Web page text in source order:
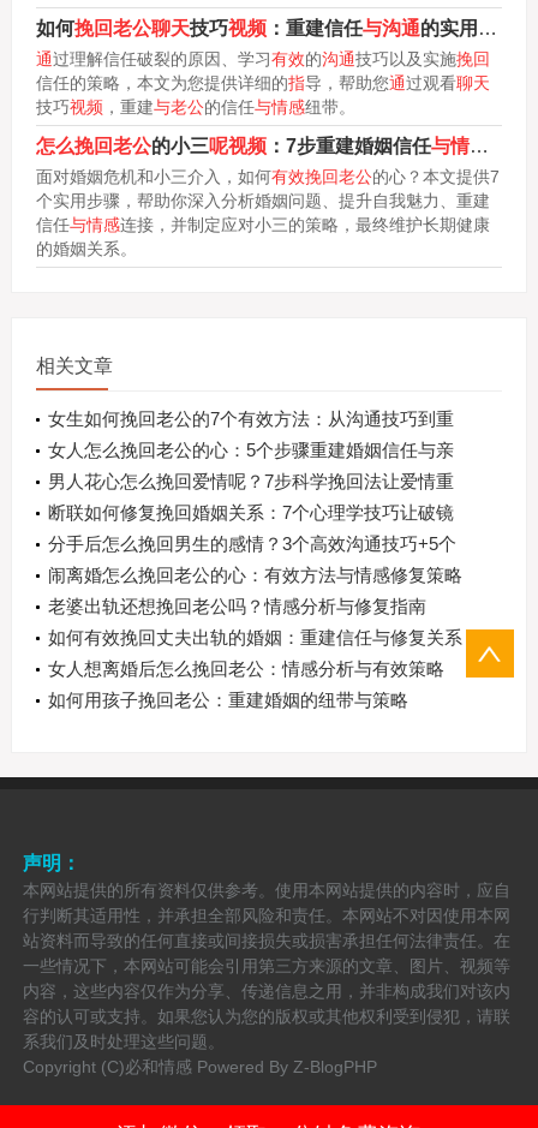
如何挽回老公聊天技巧视频：重建信任与沟通的实用 指南
通过理解信任破裂的原因、学习有效的沟通技巧以及实施挽回
信任的策略，本文为您提供详细的指导，帮助您通过观看聊天
技巧视频，重建与老公的信任与情感纽带。
怎么挽回老公的小三呢视频：7步重建婚姻信任与情感
面对婚姻危机和小三介入，如何有效挽回老公的心？本文提供7
个实用步骤，帮助你深入分析婚姻问题、提升自我魅力、重建
信任与情感连接，并制定应对小三的策略，最终维护长期健康
的婚姻关系。
相关文章
女生如何挽回老公的7个有效方法：从沟通技巧到重
建信任
女人怎么挽回老公的心：5个步骤重建婚姻信任与亲
密关系
男人花心怎么挽回爱情呢？7步科学挽回法让爱情重
获新生
断联如何修复挽回婚姻关系：7个心理学技巧让破镜
重圆
分手后怎么挽回男生的感情？3个高效沟通技巧+5个
致命错误
闹离婚怎么挽回老公的心：有效方法与情感修复策略
老婆出轨还想挽回老公吗？情感分析与修复指南
如何有效挽回丈夫出轨的婚姻：重建信任与修复关系
的完整指南
女人想离婚后怎么挽回老公：情感分析与有效策略
如何用孩子挽回老公：重建婚姻的纽带与策略
声明：
本网站提供的所有资料仅供参考。使用本网站提供的内容时，应自
行判断其适用性，并承担全部风险和责任。本网站不对因使用本网
站资料而导致的任何直接或间接损失或损害承担任何法律责任。在
一些情况下，本网站可能会引用第三方来源的文章、图片、视频等
内容，这些内容仅作为分享、传递信息之用，并非构成我们对该内
容的认可或支持。如果您认为您的版权或其他权利受到侵犯，请联
系我们及时处理这些问题。
Copyright (C)必和情感 Powered By Z-BlogPHP